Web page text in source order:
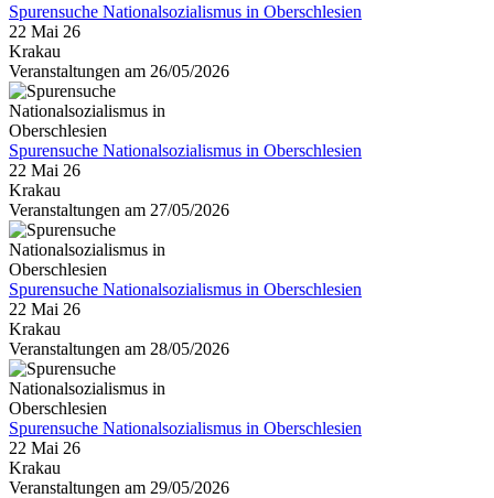
Spurensuche Nationalsozialismus in Oberschlesien
22 Mai 26
Krakau
Veranstaltungen am 26/05/2026
Spurensuche Nationalsozialismus in Oberschlesien
22 Mai 26
Krakau
Veranstaltungen am 27/05/2026
Spurensuche Nationalsozialismus in Oberschlesien
22 Mai 26
Krakau
Veranstaltungen am 28/05/2026
Spurensuche Nationalsozialismus in Oberschlesien
22 Mai 26
Krakau
Veranstaltungen am 29/05/2026